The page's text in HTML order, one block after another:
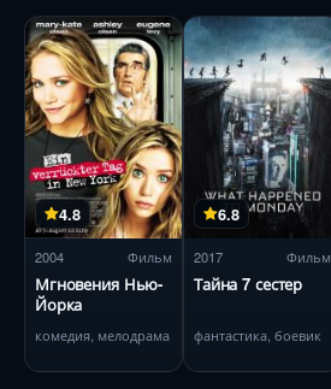
4.8
2004 Фильм
Мгновения Нью-
Йорка
комедия, мелодрама
6.8
2017 Фильм
Тайна 7 сестер
фантастика, боевик